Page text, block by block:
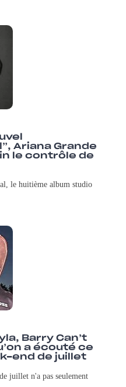
Ariana Grande
le contrôle de
le huitième album studio
Barry Can’t
a écouté ce
end de juillet
juillet n'a pas seulement